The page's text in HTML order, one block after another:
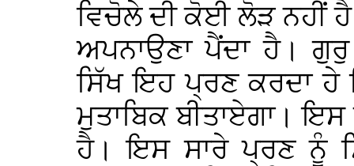
ਵਿਚੋਲੇ ਦੀ ਕੋਈ ਲੋੜ ਨਹੀਂ
ਅਪਨਾਉਣਾ ਪੈਂਦਾ ਹੈ।
ਸਿੱਖ ਇਹ ਪ੍ਰਣ ਕਰਦਾ
ਮੁਤਾਬਿਕ ਬੀਤਾਏਗਾ।
ਹੈ। ਇਸ ਸਾਰੇ ਪ੍ਰਣ ਨੂੰ